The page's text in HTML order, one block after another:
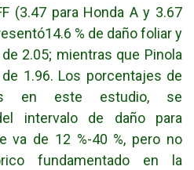
(3.47 para Honda A y 3.67
% de daño foliar y
2.05; mientras que Pinola
1.96. Los porcentajes de
en este estudio, se
intervalo de daño para
va de 12 %-40 %, pero no
fundamentado en la